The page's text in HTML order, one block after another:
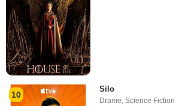
10
Silo
Drame,Science Fiction